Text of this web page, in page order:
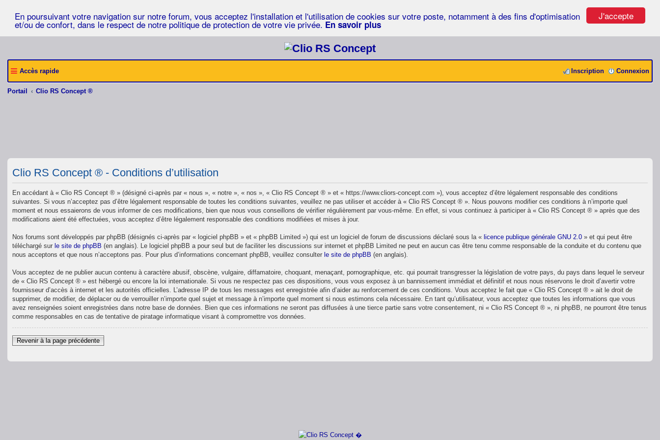
J'accepte
En poursuivant votre navigation sur notre forum, vous acceptez l'installation et l'utilisation de cookies sur votre poste, notamment à des fins d'optimisation
et/ou de confort, dans le respect de notre politique de protection de votre vie privée. En savoir plus
Accès rapide Connexion
Inscription
Portail Clio RS Concept ®
Clio RS Concept ® - Conditions d’utilisation
En accédant à « Clio RS Concept ® » (désigné ci-après par « nous », « notre », « nos », « Clio RS Concept ® » et « https://www.cliors-concept.com »), vous acceptez d’être légalement responsable des conditions
suivantes. Si vous n’acceptez pas d’être légalement responsable de toutes les conditions suivantes, veuillez ne pas utiliser et accéder à « Clio RS Concept ® ». Nous pouvons modifier ces conditions à n’importe quel
moment et nous essaierons de vous informer de ces modifications, bien que nous vous conseillons de vérifier régulièrement par vous-même. En effet, si vous continuez à participer à « Clio RS Concept ® » après que des
modifications aient été effectuées, vous acceptez d’être légalement responsable des conditions modifiées et mises à jour.
Nos forums sont développés par phpBB (désignés ci-après par « logiciel phpBB » et « phpBB Limited ») qui est un logiciel de forum de discussions déclaré sous la « licence publique générale GNU 2.0 » et qui peut être
téléchargé sur le site de phpBB (en anglais). Le logiciel phpBB a pour seul but de faciliter les discussions sur internet et phpBB Limited ne peut en aucun cas être tenu comme responsable de la conduite et du contenu que
nous acceptons et que nous n’acceptons pas. Pour plus d’informations concernant phpBB, veuillez consulter le site de phpBB (en anglais).
Vous acceptez de ne publier aucun contenu à caractère abusif, obscène, vulgaire, diffamatoire, choquant, menaçant, pornographique, etc. qui pourrait transgresser la législation de votre pays, du pays dans lequel le serveur
de « Clio RS Concept ® » est hébergé ou encore la loi internationale. Si vous ne respectez pas ces dispositions, vous vous exposez à un bannissement immédiat et définitif et nous nous réservons le droit d’avertir votre
fournisseur d’accès à internet et les autorités officielles. L’adresse IP de tous les messages est enregistrée afin d’aider au renforcement de ces conditions. Vous acceptez le fait que « Clio RS Concept ® » ait le droit de
supprimer, de modifier, de déplacer ou de verrouiller n’importe quel sujet et message à n’importe quel moment si nous estimons cela nécessaire. En tant qu’utilisateur, vous acceptez que toutes les informations que vous
avez renseignées soient enregistrées dans notre base de données. Bien que ces informations ne seront pas diffusées à une tierce partie sans votre consentement, ni « Clio RS Concept ® », ni phpBB, ne pourront être tenus
comme responsables en cas de tentative de piratage informatique visant à compromettre vos données.
Revenir à la page précédente